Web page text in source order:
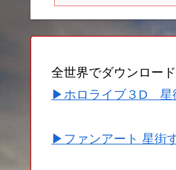
全世界でダウンロー
▶ホロライブ３D 星
▶ファンアート 星街